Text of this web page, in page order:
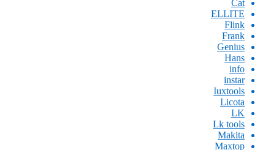
Cat
ELLITE
Flink
Frank
Genius
Hans
info
instar
Iuxtools
Licota
LK
Lk tools
Makita
Maxtop